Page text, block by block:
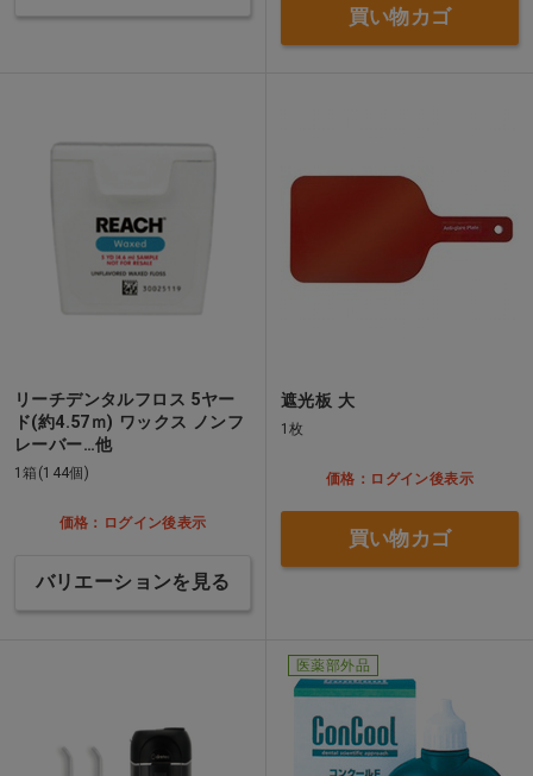
買い物カゴ
リーチデンタルフロス 5ヤー
ド(約4.57ｍ) ワックス ノンフ
レーバー…他
1箱(144個)
価格：ログイン後表示
バリエーションを見る
遮光板 大
1枚
価格：ログイン後表示
買い物カゴ
医薬部外品